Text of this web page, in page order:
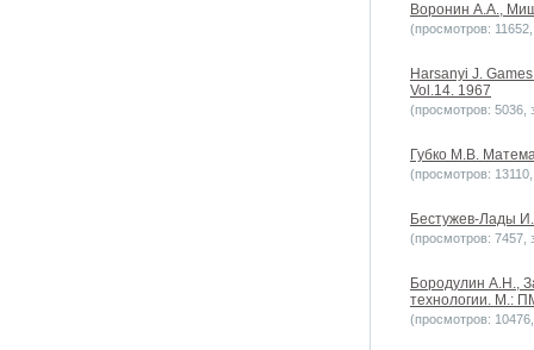
Воронин А.А.,
(просмотров:
Harsanyi J.
Vol.14. 1967
(просмотров: 5036,
Губко М.В.
(просмотров:
Бестужев-Лады
(просмотров: 7457,
Бородулин А.Н.,
технологии. М.:
(просмотров: